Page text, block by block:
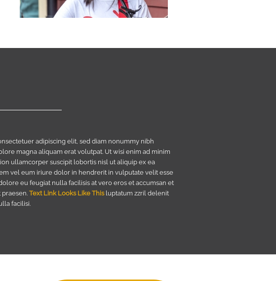
adipiscing elit, sed diam nonummy nibh
magna aliquam erat volutpat. Ut wisi enim ad minim
ullamcorper suscipit lobortis nisl ut aliquip ex ea
vel eum iriure dolor in hendrerit in vulputate velit esse
eu feugiat nulla facilisis at vero eros et accumsan et
praesen.Text Link Looks Like Thisluptatum zzril delenit
facilisi.